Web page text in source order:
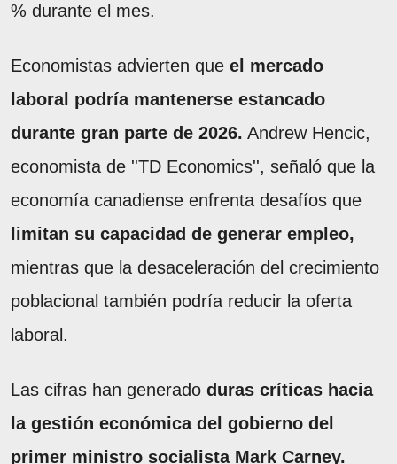
% durante el mes.
Economistas advierten que el mercado
laboral podría mantenerse estancado
durante gran parte de 2026. Andrew Hencic,
economista de ''TD Economics'', señaló que la
economía canadiense enfrenta desafíos que
limitan su capacidad de generar empleo,
mientras que la desaceleración del crecimiento
poblacional también podría reducir la oferta
laboral.
Las cifras han generado duras críticas hacia
la gestión económica del gobierno del
primer ministro socialista Mark Carney.